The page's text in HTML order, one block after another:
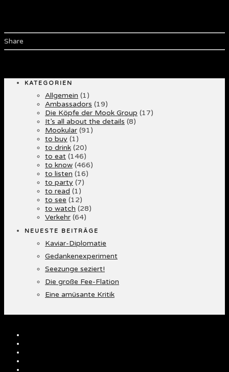
Share
KATEGORIEN
Allgemein (1)
Ambassadors (19)
Die Köpfe der Mook Group (17)
It’s all about the details (8)
Mookular (91)
to buy (1)
to drink (20)
to eat (146)
to know (466)
to listen (16)
to party (7)
to read (1)
to see (12)
to watch (28)
Verkehr (64)
NEUESTE BEITRÄGE
Kaviar-Diplomatie
Gedankenexperiment
Seezunge seziert!
Die große Fee-Flation
Eine amüsante Kritik